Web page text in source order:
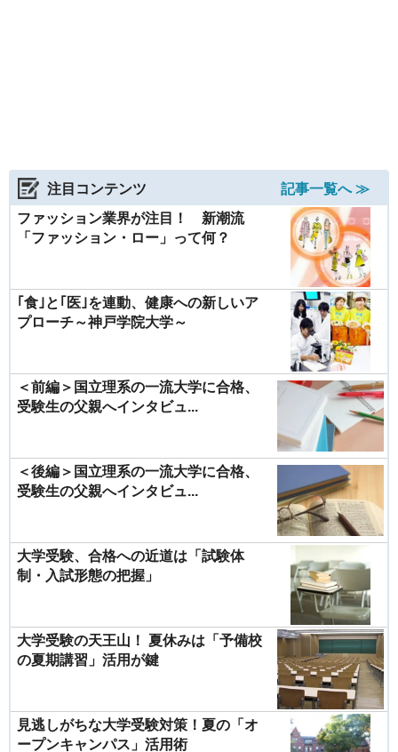
注目コンテンツ
記事一覧へ ≫
ファッション業界が注目！ 新潮流
「ファッション・ロー」って何？
｢食｣と｢医｣を連動、健康への新しいア
プローチ～神戸学院大学～
＜前編＞国立理系の一流大学に合格、
受験生の父親へインタビュ...
＜後編＞国立理系の一流大学に合格、
受験生の父親へインタビュ...
大学受験、合格への近道は「試験体
制・入試形態の把握」
大学受験の天王山！ 夏休みは「予備校
の夏期講習」活用が鍵
見逃しがちな大学受験対策！夏の「オ
ープンキャンパス」活用術